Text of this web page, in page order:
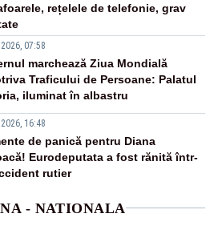
rețelele de telefonie, grav
07:58
marchează Ziua Mondială
Traficului de Persoane: Palatul
iluminat în albastru
16:48
de panică pentru Diana
Eurodeputata a fost rănită într-
rutier
- NATIONALA